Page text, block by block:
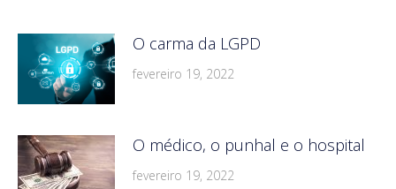
O carma da LGPD
fevereiro 19, 2022
O médico, o punhal e o hospital
fevereiro 19, 2022